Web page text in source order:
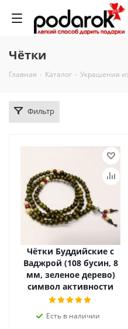
Чётки
Главная - Каталог - Украшения
Фильтр
Чётки Буддийские с
Ваджрой (108 бусин, 8
мм, зеленое дерево)
символ активности
Есть в наличии